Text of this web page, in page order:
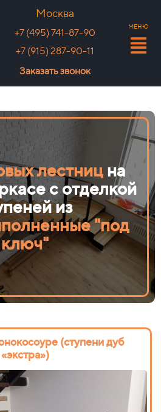
Москва
+7 (495) 741-87-90
+7 (915) 287-90-11
Заказать звонок
МЕНЮ
лестницна
с отделкой
из
"под
ключ"
(ступени дуб
«экстра»)